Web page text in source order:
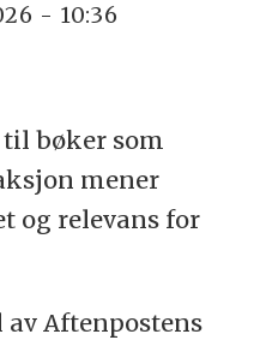
- 10:36
bøker som
mener
og relevans for
Aftenpostens